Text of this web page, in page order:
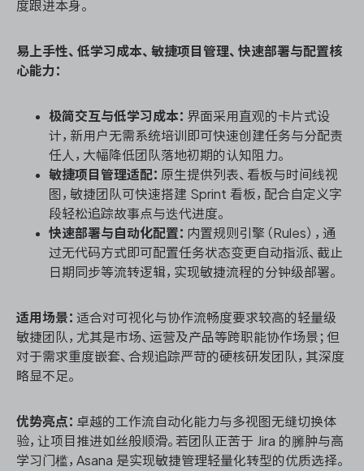
度跟进本身。
易上手性、低学习成本、敏捷项目管理、快速部署与配置核
心能力：
极简交互与低学习成本： 界面采用直观的卡片式设
计，新用户无需系统培训即可快速创建任务与分配责
任人，大幅降低团队落地初期的认知阻力。
敏捷项目管理适配： 原生提供列表、看板与时间线视
图，敏捷团队可快速搭建 Sprint 看板，配合自定义字
段轻松追踪故事点与迭代进度。
快速部署与自动化配置： 内置规则引擎（Rules），通
过无代码方式即可配置任务状态变更自动指派、截止
日期同步等流转逻辑，实现敏捷流程的分钟级部署。
适用场景： 适合对可视化与协作流畅度要求较高的轻量级
敏捷团队，尤其是市场、运营及产品等跨职能协作场景；但
对于需求重度嵌套、合规追踪严苛的硬核研发团队，其深度
略显不足。
优势亮点： 卓越的工作流自动化能力与多视图无缝切换体
验，让项目推进如丝般顺滑。若团队正苦于 Jira 的臃肿与高
学习门槛，Asana 是实现敏捷管理轻量化转型的优质选择。